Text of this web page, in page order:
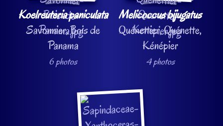
Koelreuteria paniculata
Savonnier, Bois de
Panama
6 photos
Melicoccus bijugatus
Quénettier, Quénette,
Kénépier
4 photos